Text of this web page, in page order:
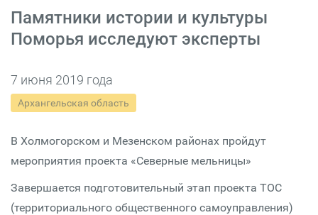
Памятники истории и культуры
Поморья исследуют эксперты
7 июня 2019 года
Архангельская область
В Холмогорском и Мезенском районах пройдут
мероприятия проекта «Северные мельницы»
Завершается подготовительный этап проекта ТОС
(территориального общественного самоуправления)